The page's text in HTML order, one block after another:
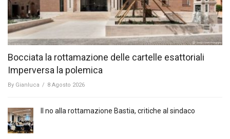
Bocciata la rottamazione delle cartelle esattoriali
Imperversa la polemica
By Gianluca / 8 Agosto 2026
Il no alla rottamazione Bastia, critiche al sindaco